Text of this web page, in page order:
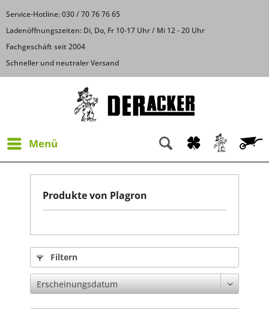
Service-Hotline: 030 / 70 76 76 65
Ladenöffnungszeiten: Di, Do, Fr 10-17 Uhr / Mi 12 - 20 Uhr
Fachgeschäft seit 2004
Schneller und neutraler Versand
Menü
Produkte von Plagron
Filtern